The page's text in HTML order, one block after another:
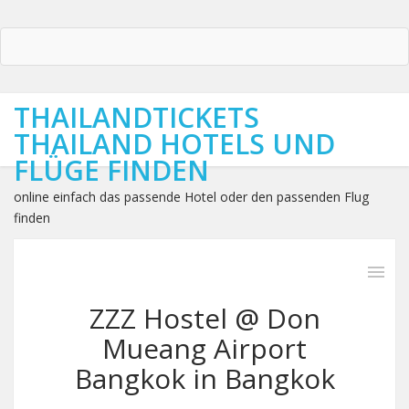
THAILANDTICKETS
THAILAND HOTELS UND
FLÜGE FINDEN
online einfach das passende Hotel oder den passenden Flug
finden
ZZZ Hostel @ Don
Mueang Airport
Bangkok in Bangkok